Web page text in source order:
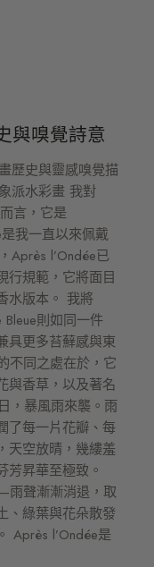
與嗅覺詩意
歷史與靈感嗅覺描
派水彩畫 我對
言，它是
是我一直以來佩戴
Après l’Ondée已
行規範，它將面目
水版本。 我將
Bleue則如同一件
具更多苔蘚感與東
不同之處在於，它
與香草，以及著名
，暴風雨來襲。雨
了每一片花瓣、每
天空放晴，幾縷羞
芳昇華至極致。
雨聲漸漸消退，取
、綠葉與花朵散發
Après l’Ondée是